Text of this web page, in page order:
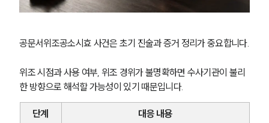
공문서위조공소시효 사건은 초기 진술과 증거 정리가 중요합니다.
위조 시점과 사용 여부, 위조 경위가 불명확하면 수사기관이 불리
한 방향으로 해석할 가능성이 있기 때문입니다.
단계
대응 내용